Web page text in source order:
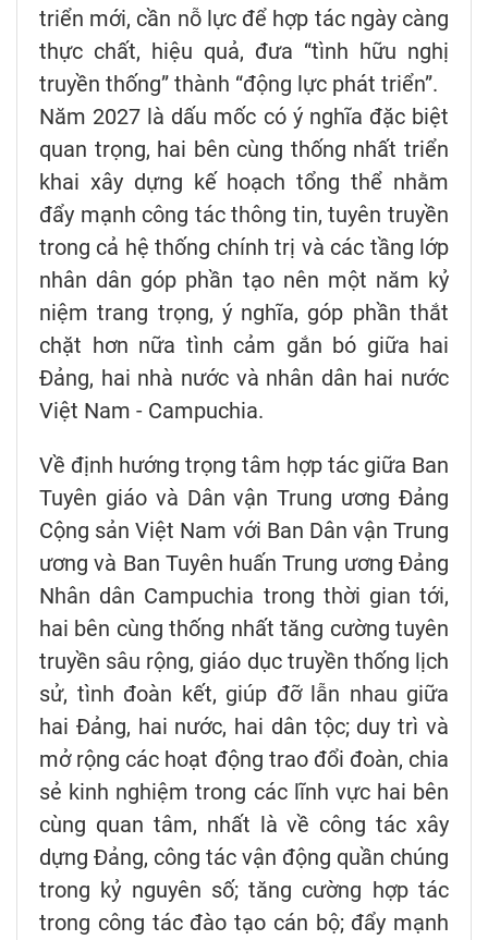
triển mới, cần nỗ lực để hợp tác ngày càng
thực chất, hiệu quả, đưa “tình hữu nghị
truyền thống” thành “động lực phát triển”.
Năm 2027 là dấu mốc có ý nghĩa đặc biệt
quan trọng, hai bên cùng thống nhất triển
khai xây dựng kế hoạch tổng thể nhằm
đẩy mạnh công tác thông tin, tuyên truyền
trong cả hệ thống chính trị và các tầng lớp
nhân dân góp phần tạo nên một năm kỷ
niệm trang trọng, ý nghĩa, góp phần thắt
chặt hơn nữa tình cảm gắn bó giữa hai
Đảng, hai nhà nước và nhân dân hai nước
Việt Nam - Campuchia.
Về định hướng trọng tâm hợp tác giữa Ban
Tuyên giáo và Dân vận Trung ương Đảng
Cộng sản Việt Nam với Ban Dân vận Trung
ương và Ban Tuyên huấn Trung ương Đảng
Nhân dân Campuchia trong thời gian tới,
hai bên cùng thống nhất tăng cường tuyên
truyền sâu rộng, giáo dục truyền thống lịch
sử, tình đoàn kết, giúp đỡ lẫn nhau giữa
hai Đảng, hai nước, hai dân tộc; duy trì và
mở rộng các hoạt động trao đổi đoàn, chia
sẻ kinh nghiệm trong các lĩnh vực hai bên
cùng quan tâm, nhất là về công tác xây
dựng Đảng, công tác vận động quần chúng
trong kỷ nguyên số; tăng cường hợp tác
trong công tác đào tạo cán bộ; đẩy mạnh